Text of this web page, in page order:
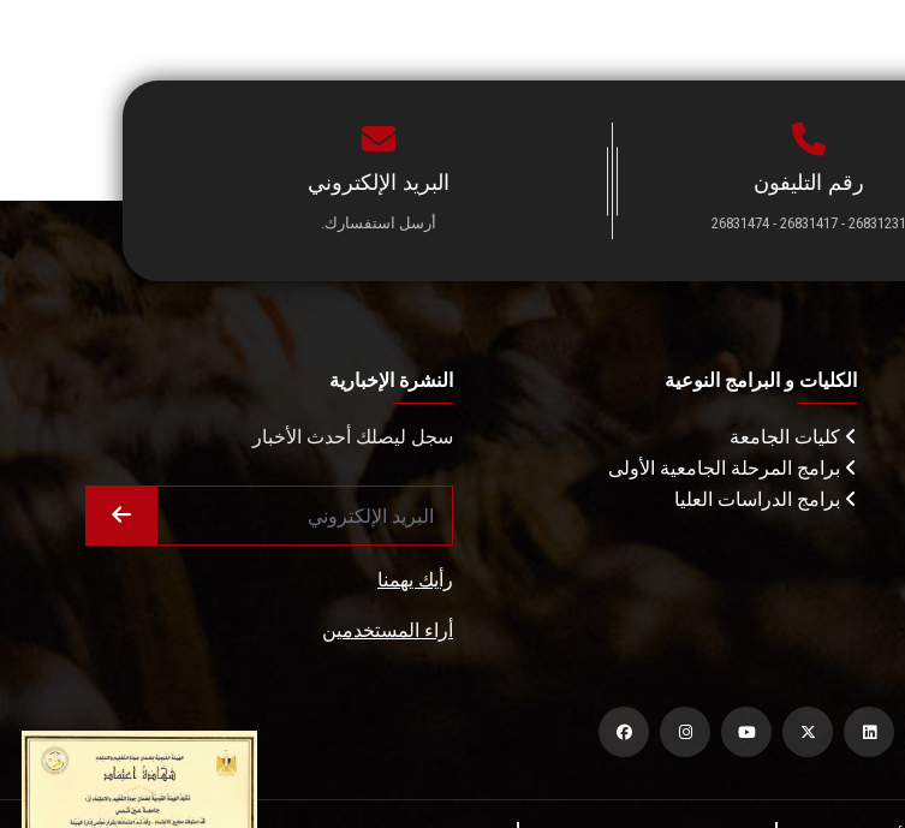
رقم التليفون
26831231 - 26831417 - 26831474
البريد الإلكتروني
أرسل استفسارك.
الكليات و البرامج النوعية
كليات الجامعة
برامج المرحلة الجامعية الأولى
برامج الدراسات العليا
النشرة الإخبارية
سجل ليصلك أحدث الأخبار
رأيك يهمنا
أراء المستخدمين